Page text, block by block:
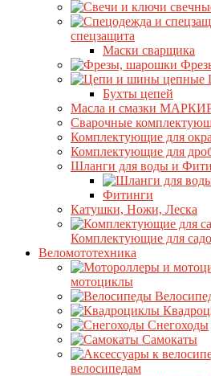
спецзащита
Маски сварщика
Бухты цепей
Масла и смазки
Сварочные
Комплектующие для
Комплектующие для
Шланги для воды и
Фитинги
Катушки, Ножи, Леска
Комплектующие для
Веломототехника
мотоциклы
Снегоходы
Самокаты
велосипедам